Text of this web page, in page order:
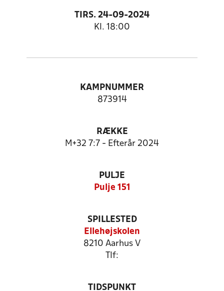
TIRS. 24-09-2024
Kl. 18:00
KAMPNUMMER
873914
RÆKKE
M+32 7:7 - Efterår 2024
PULJE
Pulje 151
SPILLESTED
Ellehøjskolen
8210 Aarhus V
Tlf:
TIDSPUNKT